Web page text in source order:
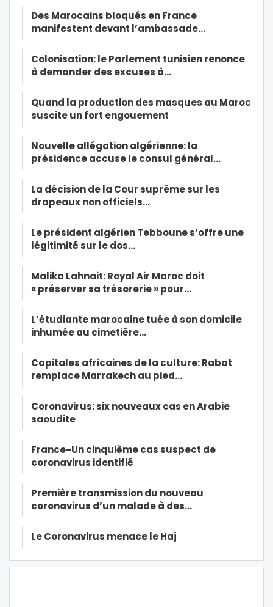
Des Marocains bloqués en France
manifestent devant l’ambassade…
Colonisation: le Parlement tunisien renonce
à demander des excuses à…
Quand la production des masques au Maroc
suscite un fort engouement
Nouvelle allégation algérienne: la
présidence accuse le consul général…
La décision de la Cour suprême sur les
drapeaux non officiels…
Le président algérien Tebboune s’offre une
légitimité sur le dos…
Malika Lahnait: Royal Air Maroc doit
« préserver sa trésorerie » pour…
L’étudiante marocaine tuée à son domicile
inhumée au cimetière…
Capitales africaines de la culture: Rabat
remplace Marrakech au pied…
Coronavirus: six nouveaux cas en Arabie
saoudite
France-Un cinquième cas suspect de
coronavirus identifié
Première transmission du nouveau
coronavirus d’un malade à des…
Le Coronavirus menace le Haj